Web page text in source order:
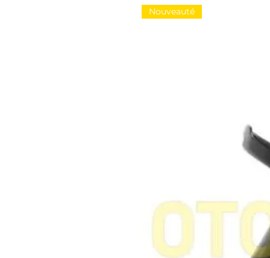
Nouveauté